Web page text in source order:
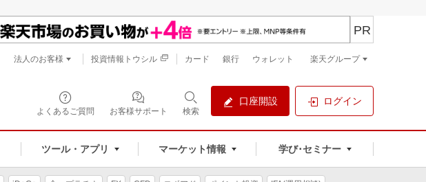
よくあるご質問 お客様サポート 検索
口座開設 ログイン
ツール・アプリ マーケット情報 学び･セミナー
PR
法人のお客様 投資情報トウシル カード 銀行 ウォレット 楽天グループ